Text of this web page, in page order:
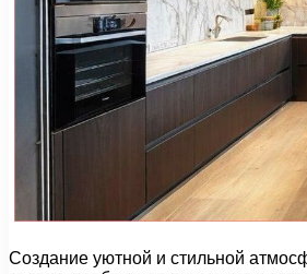
Создание уютной и стильной